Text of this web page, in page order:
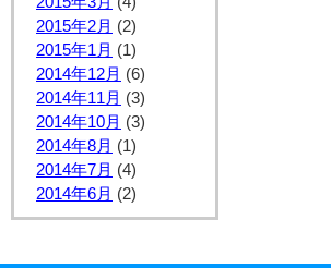
2015年2月 (2)
2015年1月 (1)
2014年12月 (6)
2014年11月 (3)
2014年10月 (3)
2014年8月 (1)
2014年7月 (4)
2014年6月 (2)